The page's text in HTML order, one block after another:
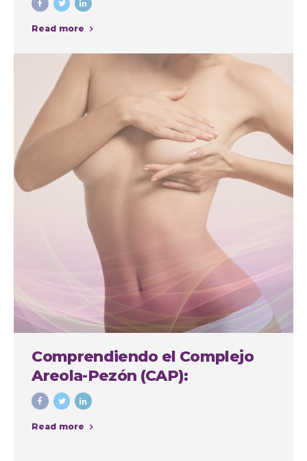
Read more
Comprendiendo el Complejo
Areola-Pezón (CAP):
Importancia y Soluciones en
Cirugía Plástica
Read more